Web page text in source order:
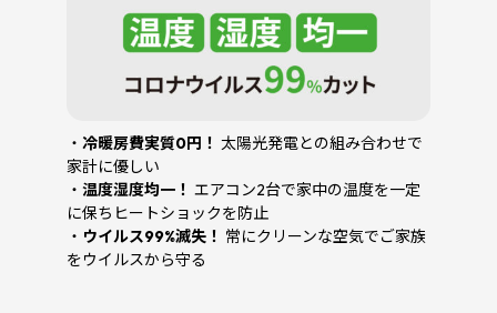
・ 冷暖房費実質0円！ 太陽光発電との組み合わせで
家計に優しい
・ 温度湿度均一！ エアコン2台で家中の温度を一定
に保ちヒートショックを防止
・ ウイルス99%滅失！ 常にクリーンな空気でご家族
をウイルスから守る